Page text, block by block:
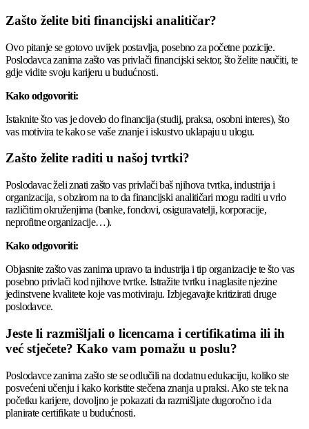
Zašto želite biti financijski analitičar?
Ovo pitanje se gotovo uvijek postavlja, posebno za početne pozicije.
Poslodavca zanima zašto vas privlači financijski sektor, što želite naučiti, te
gdje vidite svoju karijeru u budućnosti.
Kako odgovoriti:
Istaknite što vas je dovelo do financija (studij, praksa, osobni interes), što
vas motivira te kako se vaše znanje i iskustvo uklapaju u ulogu.
Zašto želite raditi u našoj tvrtki?
Poslodavac želi znati zašto vas privlači baš njihova tvrtka, industrija i
organizacija, s obzirom na to da financijski analitičari mogu raditi u vrlo
različitim okruženjima (banke, fondovi, osiguravatelji, korporacije,
neprofitne organizacije…).
Kako odgovoriti:
Objasnite zašto vas zanima upravo ta industrija i tip organizacije te što vas
posebno privlači kod njihove tvrtke. Istražite tvrtku i naglasite njezine
jedinstvene kvalitete koje vas motiviraju. Izbjegavajte kritizirati druge
poslodavce.
Jeste li razmišljali o licencama i certifikatima ili ih
već stječete? Kako vam pomažu u poslu?
Poslodavce zanima zašto ste se odlučili na dodatnu edukaciju, koliko ste
posvećeni učenju i kako koristite stečena znanja u praksi. Ako ste tek na
početku karijere, dovoljno je pokazati da razmišljate dugoročno i da
planirate certifikate u budućnosti.